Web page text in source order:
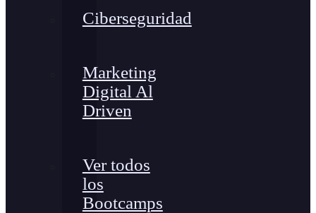
Ciberseguridad
Marketing
Digital Al
Driven
Ver todos
los
Bootcamps